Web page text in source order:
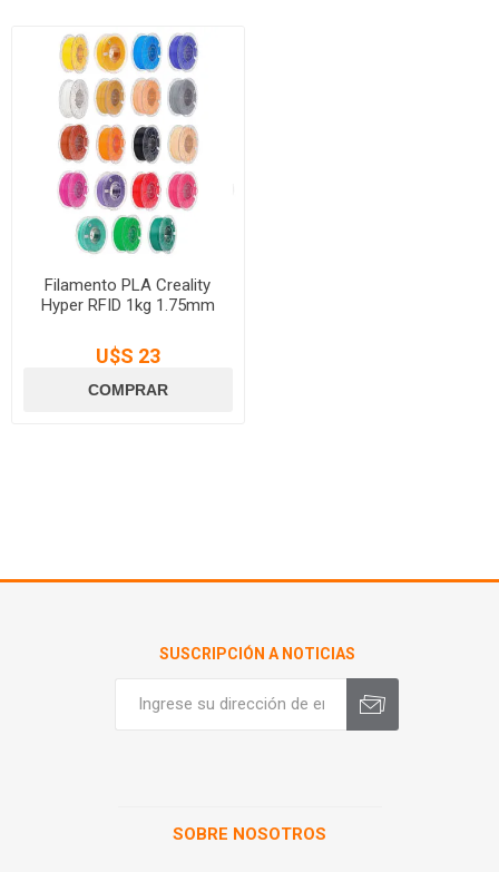
Filamento PLA Creality
Hyper RFID 1kg 1.75mm
U$S 23
SUSCRIPCIÓN A NOTICIAS
SOBRE NOSOTROS